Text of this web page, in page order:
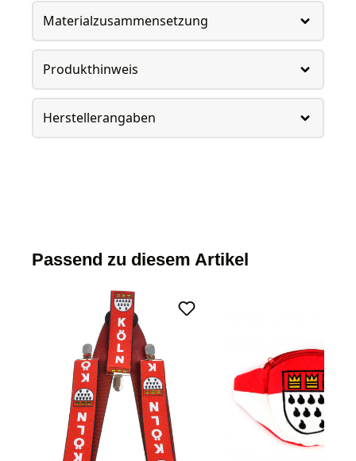
Materialzusammensetzung
Produkthinweis
Herstellerangaben
Passend zu diesem Artikel